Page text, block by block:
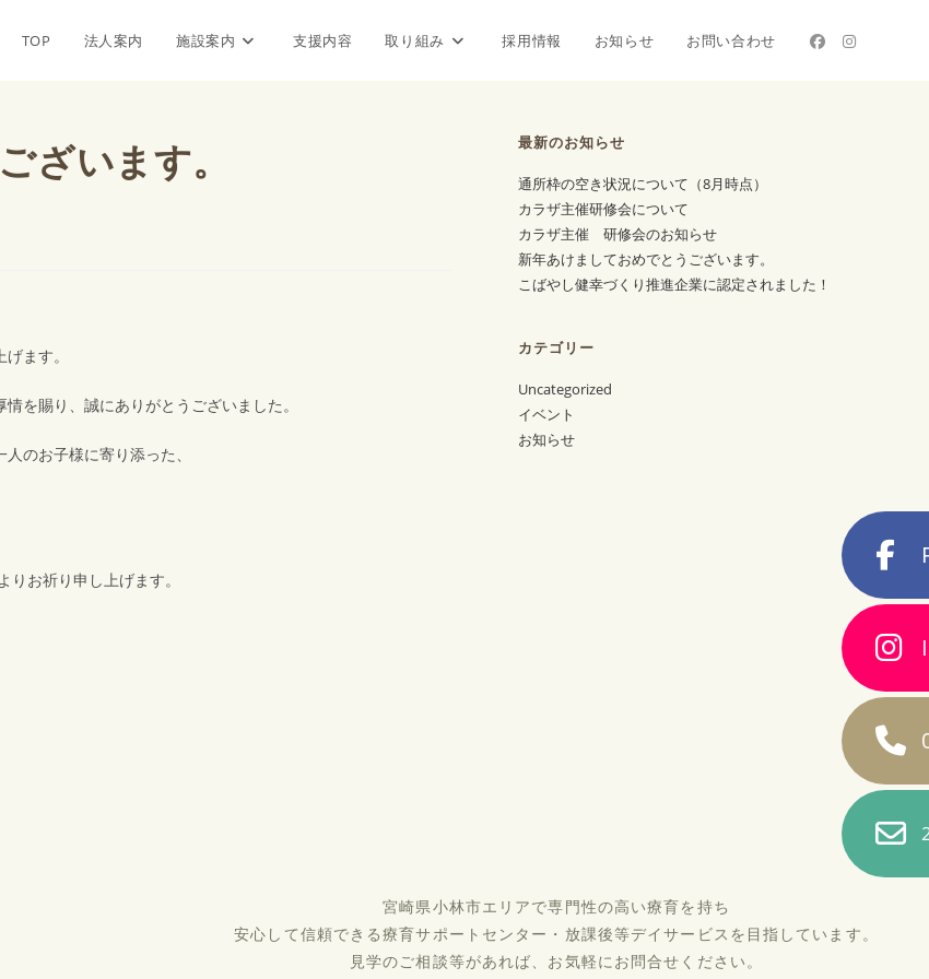
TOP 法人案内 施設案内 支援内容 取り組み 採用情報 お知らせ お問い合わせ
ざいます。
ます。
を賜り、誠にありがとうございました。
のお子様に寄り添った、
お祈り申し上げます。
最新のお知らせ
通所枠の空き状況について（8月時点）
カラザ主催研修会について
カラザ主催 研修会のお知らせ
新年あけましておめでとうございます。
こばやし健幸づくり推進企業に認定されました！
カテゴリー
Uncategorized
イベント
お知らせ
宮崎県小林市エリアで専門性の高い療育を持ち
安心して信頼できる療育サポートセンター・放課後等デイサービスを目指しています。
見学のご相談等があれば、お気軽にお問合せください。